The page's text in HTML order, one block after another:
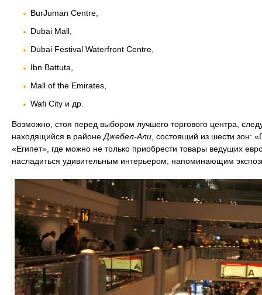
BurJuman Centre,
Dubai Mall,
Dubai Festival Waterfront Centre,
Ibn Battuta,
Mall of the Emirates,
Wafi City и др.
Возможно, стоя перед выбором лучшего торгового центра,
находящийся в районе Джебел-Али , состоящий из шести зон:
«Египет», где можно не только приобрести товары ведущих
насладиться удивительным интерьером, напоминающим